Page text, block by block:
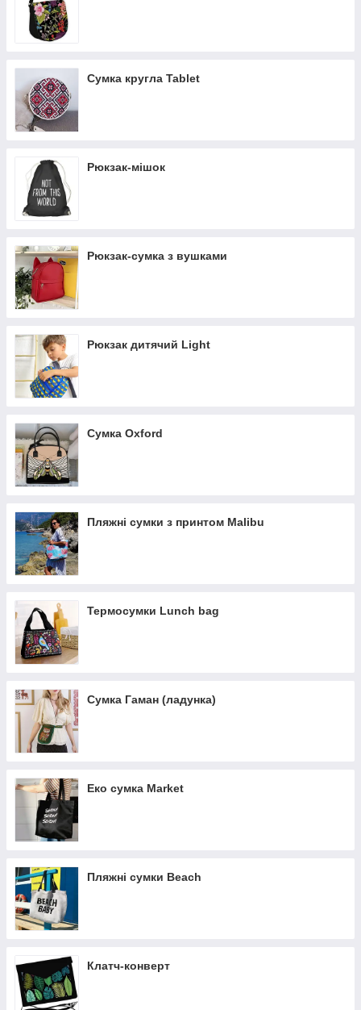
Сумка кругла Tablet
Рюкзак-мішок
Рюкзак-сумка з вушками
Рюкзак дитячий Light
Сумка Oxford
Пляжні сумки з принтом Malibu
Термосумки Lunch bag
Сумка Гаман (ладунка)
Еко сумка Market
Пляжні сумки Beach
Клатч-конверт